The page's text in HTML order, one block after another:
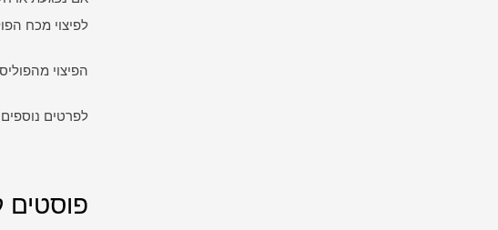
לפיצוי מכח
הפיצוי
לפרטים
פוסטים